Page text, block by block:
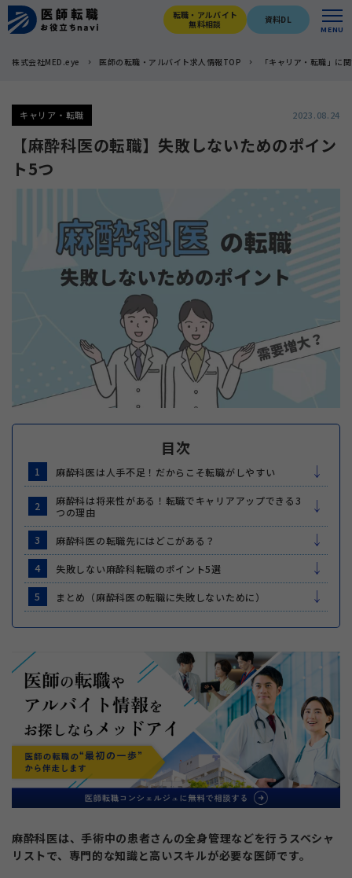
転職・アルバイト
無料相談
資料DL
MENU
株式会社MED.eye 医師の転職・アルバイト求人情報TOP 「キャリア・転職」に
キャリア・転職 2023.08.24
【麻酔科医の転職】失敗しないためのポイン
ト5つ
目次
1 麻酔科医は人手不足！だからこそ転職がしやすい
2
麻酔科は将来性がある！転職でキャリアアップできる3
つの理由
3 麻酔科医の転職先にはどこがある？
4 失敗しない麻酔科転職のポイント5選
5 まとめ（麻酔科医の転職に失敗しないために）
麻酔科医は、手術中の患者さんの全身管理などを行うスペシャ
リストで、専門的な知識と高いスキルが必要な医師です。